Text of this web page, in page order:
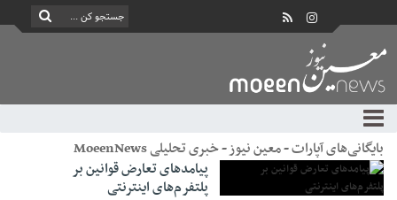
بایگانی‌های آپارات - معین نیوز - خبری تحلیلی MoeenNews
پیامدهای تعارض قوانین بر
پلتفرم‌های اینترنتی